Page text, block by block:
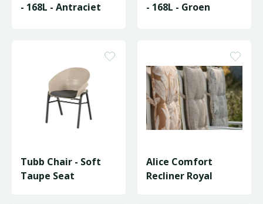
- 168L - Antraciet
- 168L - Groen
Tubb Chair - Soft
Taupe Seat
Alice Comfort
Recliner Royal